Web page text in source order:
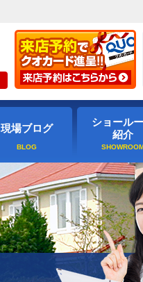
現場ブログ
ショール
紹介